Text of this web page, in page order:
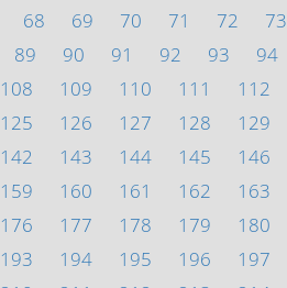
68 69 70 71 72 73
89 90 91 92 93 94
108 109 110 111 112
125 126 127 128 129
142 143 144 145 146
159 160 161 162 163
176 177 178 179 180
193 194 195 196 197